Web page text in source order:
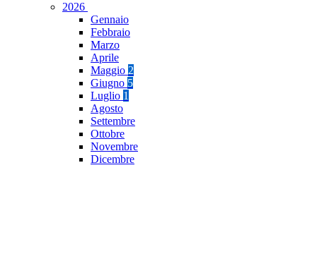
2026
Gennaio
Febbraio
Marzo
Aprile
Maggio 2
Giugno 5
Luglio 1
Agosto
Settembre
Ottobre
Novembre
Dicembre